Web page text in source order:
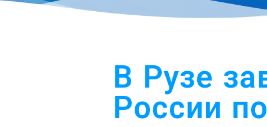
В Рузе
России